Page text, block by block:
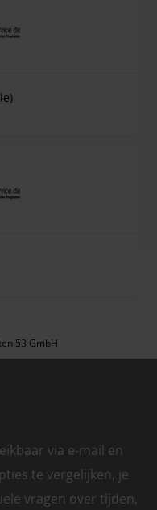
53 GmbH
via e-mail en
te vergelijken, je
vragen over tijden,